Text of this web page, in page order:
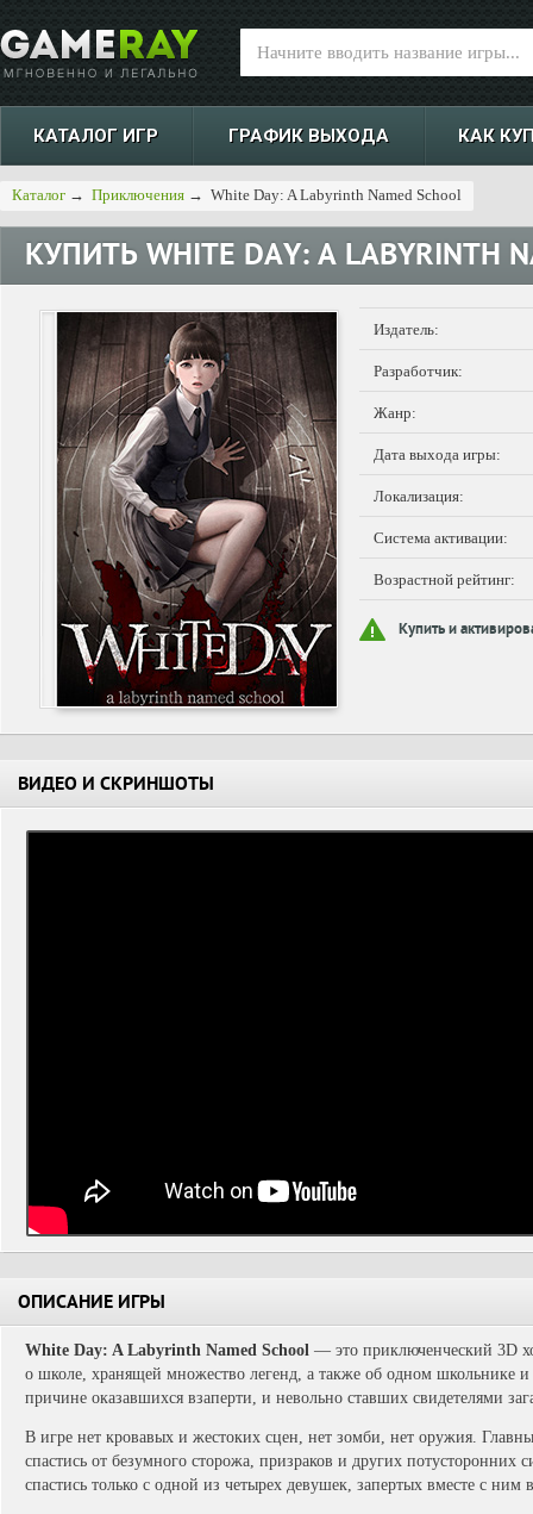
КАТАЛОГ ИГР ГРАФИК ВЫХОДА КАК
Каталог → Приключения → White Day: A Labyrinth Named School
КУПИТЬ WHITE DAY: A LABYRINTH
Издатель:
Разработчик:
Жанр:
Дата выхода игры:
Локализация:
Система активации:
Возрастной рейтинг:
Купить и
ВИДЕО И СКРИНШОТЫ
ОПИСАНИЕ ИГРЫ
White Day: A Labyrinth Named School — это приключенческий 3D
о школе, хранящей множество легенд, а также об одном школьнике
причине оказавшихся взаперти, и невольно ставших свидетелями
В игре нет кровавых и жестоких сцен, нет зомби, нет оружия.
спастись от безумного сторожа, призраков и других
спастись только с одной из четырех девушек, запертых вместе с ним